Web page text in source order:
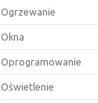
Ogrzewanie
Okna
Oprogramowanie
Oświetlenie